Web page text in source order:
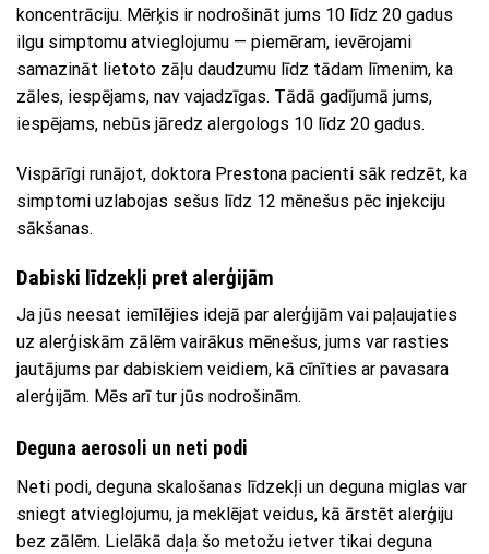
koncentrāciju. Mērķis ir nodrošināt jums 10 līdz 20 gadus
ilgu simptomu atvieglojumu — piemēram, ievērojami
samazināt lietoto zāļu daudzumu līdz tādam līmenim, ka
zāles, iespējams, nav vajadzīgas. Tādā gadījumā jums,
iespējams, nebūs jāredz alergologs 10 līdz 20 gadus.
Vispārīgi runājot, doktora Prestona pacienti sāk redzēt, ka
simptomi uzlabojas sešus līdz 12 mēnešus pēc injekciju
sākšanas.
Dabiski līdzekļi pret alerģijām
Ja jūs neesat iemīlējies idejā par alerģijām vai paļaujaties
uz alerģiskām zālēm vairākus mēnešus, jums var rasties
jautājums par dabiskiem veidiem, kā cīnīties ar pavasara
alerģijām. Mēs arī tur jūs nodrošinām.
Deguna aerosoli un neti podi
Neti podi, deguna skalošanas līdzekļi un deguna miglas var
sniegt atvieglojumu, ja meklējat veidus, kā ārstēt alerģiju
bez zālēm. Lielākā daļa šo metožu ietver tikai deguna